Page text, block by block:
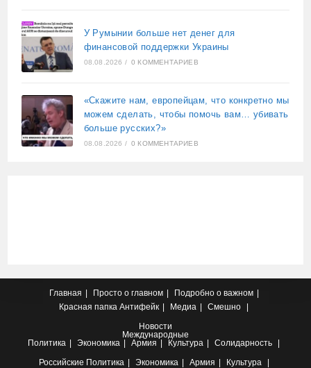
У Румынии больше нет денег для
финансовой поддержки Украины
08.08.2026 / 0 КОММЕНТАРИЕВ
«Скажите нам, европейцам, что конкретно мы
можем сделать, чтобы помочь вам… убивать
больше русских?»
08.08.2026 / 0 КОММЕНТАРИЕВ
Главная Просто о главном
Подробно о важном
Красная папка Антифейк Медиа
Смешно
Новости
Международные
Политика
Экономика Армия Культура
Солидарность
Российские Политика Экономика Армия Культура